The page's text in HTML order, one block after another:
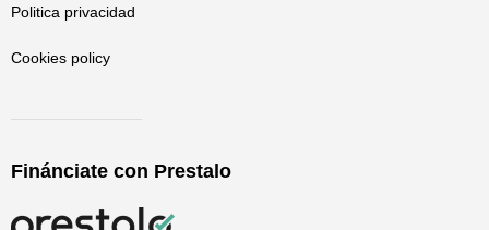
Politica privacidad
Cookies policy
Finánciate con Prestalo